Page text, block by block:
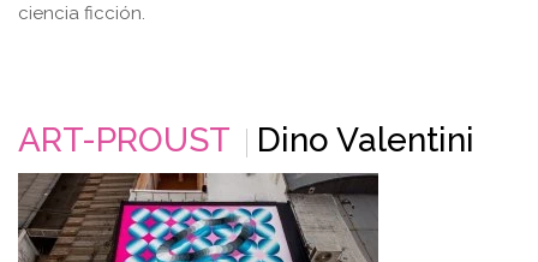
ciencia ficción.
ART-PROUST Dino Valentini